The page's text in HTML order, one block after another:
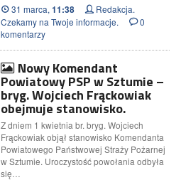
31 marca, 11:38
Redakcja.
Czekamy na Twoje informacje.
0
komentarzy
Nowy Komendant
Powiatowy PSP w Sztumie –
bryg. Wojciech Frąckowiak
obejmuje stanowisko.
Z dniem 1 kwietnia br. bryg. Wojciech
Frąckowiak objął stanowisko Komendanta
Powiatowego Państwowej Straży Pożarnej
w Sztumie. Uroczystość powołania odbyła
się…